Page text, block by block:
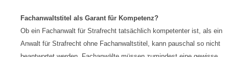
Fachanwaltstitel als Garant für Kompetenz?
Ob ein Fachanwalt für Strafrecht tatsächlich kompetenter ist, als ein
Anwalt für Strafrecht ohne Fachanwaltstitel, kann pauschal so nicht